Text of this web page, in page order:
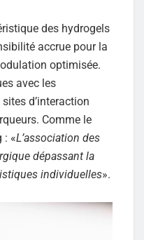
des hydrogels
accrue pour la
optimisée.
avec les
d’interaction
Comme le
: «L’association des
dépassant la
individuelles».